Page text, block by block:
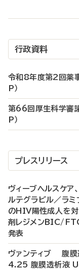
行政資料
令和8年度第2回薬
P）
第66回厚生科学審
P）
プレスリリース
ヴィーブヘルスケア
ルテグラビル／ラミ
のHIV陽性成人を対
剤レジメンBIC/
発表
ヴァンティブ 腹膜
4.25 腹膜透析液